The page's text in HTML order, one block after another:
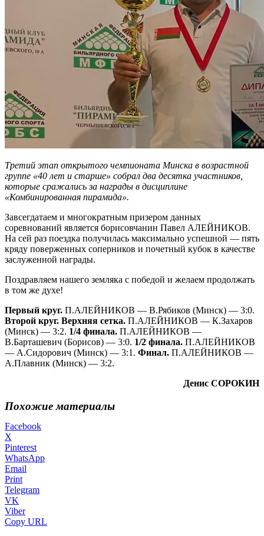
Третий этап открытого чемпионата Минска в возрастной
группе «40 лет и старше» собрал два десятка участников,
которые сражались за награды в дисциплине
«Комбинированная пирамида».
Завсегдатаем и многократным призером данных
соревнований является борисовчанин Павел АЛЕЙНИКОВ.
На сей раз поездка получилась максимально успешной — пять
кряду поверженных соперников и почетный кубок в качестве
заслуженной награды.
Поздравляем нашего земляка с победой и желаем продолжать
в том же духе!
Первый круг. П.АЛЕЙНИКОВ — В.Рябиков (Минск) — 3:0.
Второй круг. Верхняя сетка. П.АЛЕЙНИКОВ — К.Захаров
(Минск) — 3:2. 1/4 финала. П.АЛЕЙНИКОВ —
В.Барташевич (Борисов) — 3:0. 1/2 финала. П.АЛЕЙНИКОВ
— А.Сидорович (Минск) — 3:1. Финал. П.АЛЕЙНИКОВ —
А.Плавник (Минск) — 3:2.
Денис СОРОКИН
Похожие материалы
Facebook
X
Pinterest
WhatsApp
Email
Print
Telegram
VK
Viber
Copy URL